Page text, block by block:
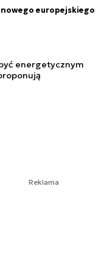
europejskiego
energetycznym
Reklama